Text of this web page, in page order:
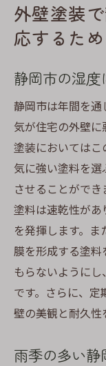
外壁塗装
応するた
静岡市の湿
静岡市は年間を
気が住宅の外壁
塗装においては
気に強い塗料を
させることがで
塗料は速乾性が
を発揮します。
膜を形成する塗
もらないように
です。さらに、
壁の美観と耐久性
雨季の多い